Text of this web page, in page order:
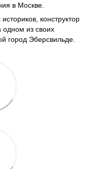
в Москве.
конструктор
одном из своих
город Эберсвильде.